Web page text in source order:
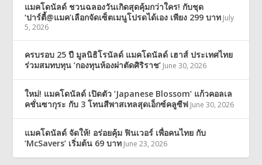
แมคโดนัลด์ ชวนฉลองวันเกิดสุดคุ้มกว่าใคร! กับชุด
‘ปาร์ตี้@แมค’เลือกจัดเซ็ตเมนูโปรดได้เอง เพียง 299 บาท July
5, 2026
ครบรอบ 25 ปี มูลนิธิโรนัลด์ แมคโดนัลด์ เฮาส์ ประเทศไทย
ร่วมสมทบทุน ‘กองทุนห้องผ่าตัดศิริราช’ June 30, 2026
ใหม่! แมคโดนัลด์ เปิดตัว ‘Japanese Blossom’ แก้วคอลเล
คชั่นซากุระ กับ 3 โทนสีพาสเทลสุดเอ็กซ์คลูซีฟ June 30, 2026
แมคโดนัลด์ จัดให้! อร่อยคุ้ม ฟินเวอร์ เพื่อคนไทย กับ
‘McSavers’ เริ่มต้น 69 บาท June 23, 2026